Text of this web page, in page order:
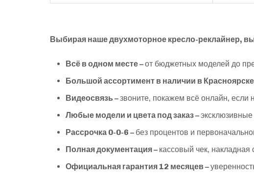
Выбирая наше двухмоторное кресло-реклайнер,
Всё в одном месте –от бюджетных моделей до
Большой ассортимент в наличии в
Видеосвязь –звоните, покажем всё онлайн, если
Любые модели и цвета под заказ –
Рассрочка 0-0-6 – без процентов и
Полная документация – кассовый чек, накладная
Официальная гарантия 12 месяцев –